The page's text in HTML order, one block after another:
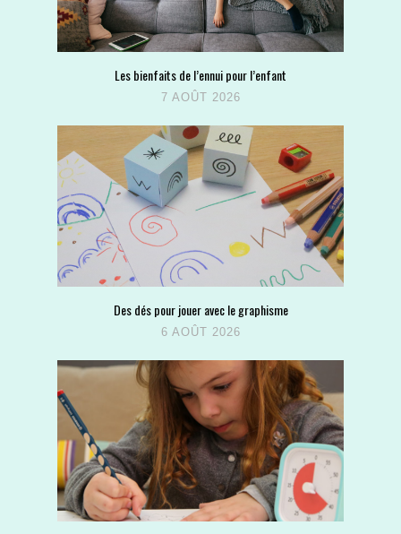
Les bienfaits de l’ennui pour l’enfant
7 AOÛT 2026
Des dés pour jouer avec le graphisme
6 AOÛT 2026